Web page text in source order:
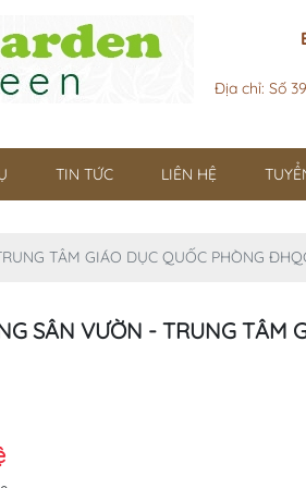
Địa chỉ: Số
TIN TỨC LIÊN HỆ
TÂM GIÁO DỤC QUỐC PHÒNG
SÂN VƯỜN - TRUNG TÂM